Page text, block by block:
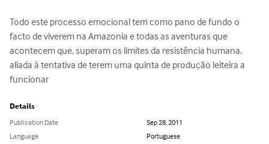
Todo este processo emocional tem como pano de fundo o
facto de viverem na Amazonia e todas as aventuras que
acontecem que, superam os limites da resistência humana,
aliada à tentativa de terem uma quinta de produção leiteira a
funcionar
Details
Publication Date
Sep 28, 2011
Language
Portuguese